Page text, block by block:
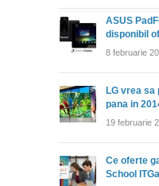
ASUS
disponibil
8 februarie
LG vrea sa
pana in
19 februarie
Ce oferte
School